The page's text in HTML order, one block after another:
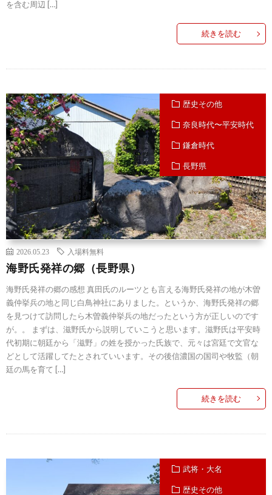
を含む周辺 […]
続きを読む
歴史その他
奈良時代〜平安時代
鎌倉時代
長野県
2026.05.23 入場料無料
海野氏発祥の郷（長野県）
海野氏発祥の郷の感想 真田氏のルーツとも言える海野氏発祥の地が木曽
義仲挙兵の地と同じ白鳥神社にありました。というか、海野氏発祥の郷
を見つけて訪問したら木曽義仲挙兵の地だったという方が正しいのです
が。。 まずは、滋野氏から説明していこうと思います。滋野氏は平安時
代初期に朝廷から「滋野」の姓を授かった氏族で、元々は宮廷で文官な
どとして活躍してたとされていいます。その後信濃国の国司や牧監（朝
廷の馬を育て […]
続きを読む
武将・大名
歴史その他